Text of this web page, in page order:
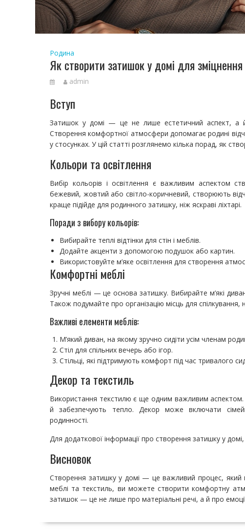
Родина
Як створити затишок у домі для зміцнення
admin
Вступ
Затишок у домі — це не лише естетичний аспект, а й
Створення комфортної атмосфери допомагає родині
у стосунках. У цій статті розглянемо кілька порад, як
Кольори та освітлення
Вибір кольорів і освітлення є важливим аспектом
бежевий, жовтий або світло-коричневий, створюють
краще підійде для родинного затишку, ніж яскраві ліхтарі.
Поради з вибору кольорів:
Вибирайте теплі відтінки для стін і меблів.
Додайте акценти з допомогою подушок або картин.
Використовуйте м’яке освітлення для створення
Комфортні меблі
Зручні меблі — це основа затишку. Вибирайте м’які
Також подумайте про організацію місць для
Важливі елементи меблів:
М’який диван, на якому зручно сидіти усім членам
Стіл для спільних вечерь або ігор.
Стільці, які підтримують комфорт під час тривалого
Декор та текстиль
Використання текстилю є ще одним важливим
й забезпечують тепло. Декор може включати
родинності.
Для додаткової інформації про створення затишку у
Висновок
Створення затишку у домі — це важливий процес, який
меблі та текстиль, ви можете створити комфортну
затишок — це не лише про матеріальні речі, а й про